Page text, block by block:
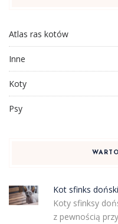
Atlas ras kotów
Inne
Koty
Psy
Kot sfinks
Koty sfinksy
z pewnością